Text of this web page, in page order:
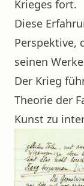
Krieges fort.
Diese
Perspektive,
seinen
Der Krieg
Theorie der
Kunst zu